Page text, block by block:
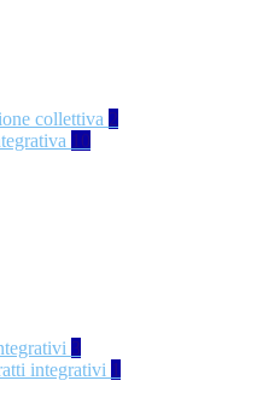
collettiva 2
10
3
integrativi 1